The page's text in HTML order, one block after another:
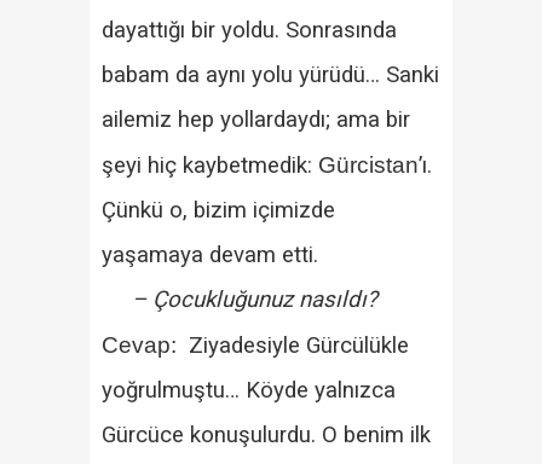
dayattığı bir yoldu. Sonrasında
babam da aynı yolu yürüdü… Sanki
ailemiz hep yollardaydı; ama bir
şeyi hiç kaybetmedik: Gürcistan’ı.
Çünkü o, bizim içimizde
yaşamaya devam etti.
– Çocukluğunuz nasıldı?
Cevap: Ziyadesiyle Gürcülükle
yoğrulmuştu… Köyde yalnızca
Gürcüce konuşulurdu. O benim ilk